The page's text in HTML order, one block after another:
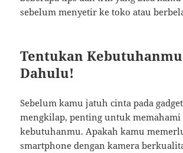
sebelum menyetir ke toko atau
Tentukan
Dahulu!
Sebelum kamu jatuh cinta pada
mengkilap, penting untuk memahami
kebutuhanmu. Apakah kamu
smartphone dengan kamera